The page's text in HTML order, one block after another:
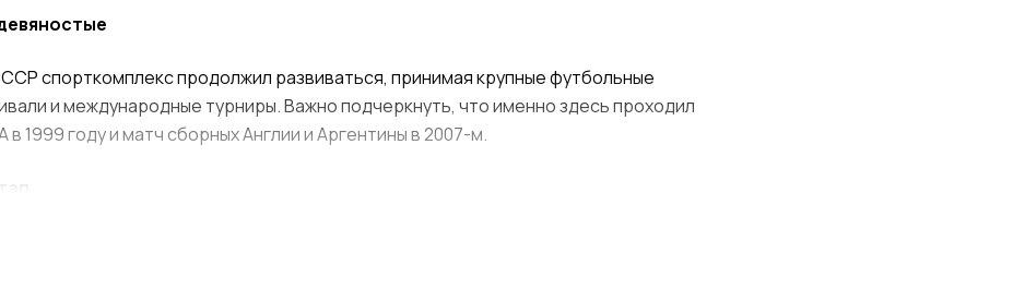
спорткомплекс продолжил развиваться, принимая крупные футбольные
и международные турниры. Важно подчеркнуть, что именно здесь проходил
в 1999 году и матч сборных Англии и Аргентины в 2007-м.
Лужники подверглись глобальной реконструкции, связанной